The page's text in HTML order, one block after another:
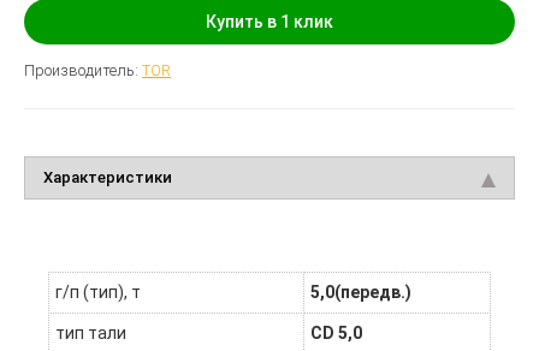
Купить в 1 клик
Производитель: TOR
Характеристики
г/п (тип), т 5,0(передв.)
тип тали CD 5,0